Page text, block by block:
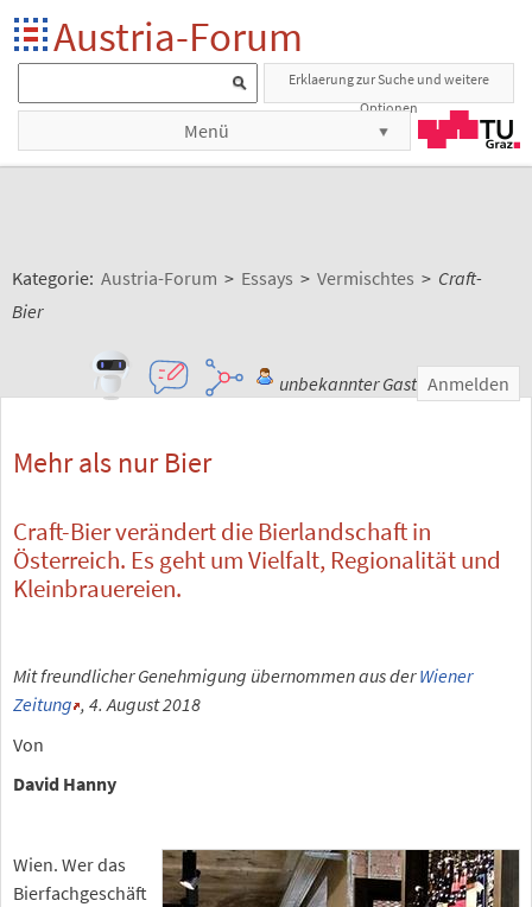
Austria-Forum
Erklaerung zur Suche und weitere
Optionen
Menü
Kategorie: Austria-Forum > Essays > Vermischtes > Craft-
Bier
unbekannter Gast Anmelden
Mehr als nur Bier
Craft-Bier verändert die Bierlandschaft in
Österreich. Es geht um Vielfalt, Regionalität und
Kleinbrauereien.
Mit freundlicher Genehmigung übernommen aus derWiener
Zeitung , 4. August 2018
Von
David Hanny
Wien. Wer das
Bierfachgeschäft